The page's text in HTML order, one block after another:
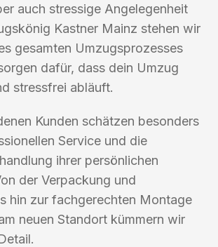
auch stressige Angelegenheit
Kastner Mainz stehen wir
gesamten Umzugsprozesses
dafür, dass dein Umzug
stressfrei abläuft.
Kunden schätzen besonders
Service und die
ihrer persönlichen
der Verpackung und
hin zur fachgerechten Montage
neuen Standort kümmern wir